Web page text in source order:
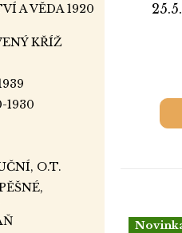
A VĚDA 1920
KŘÍŽ
1930
O.T.